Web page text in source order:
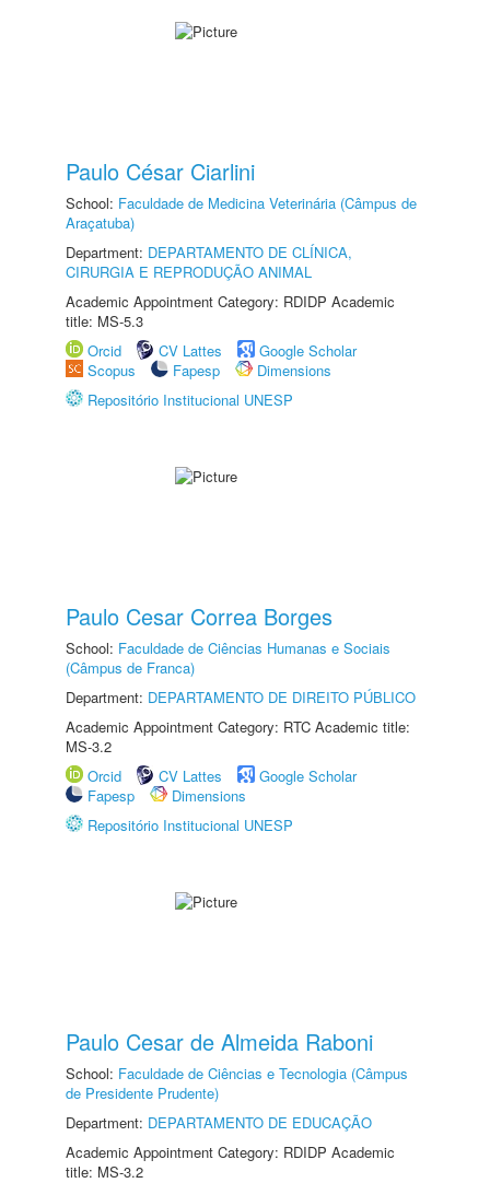
Paulo César Ciarlini
School: Faculdade de Medicina Veterinária (Câmpus de
Araçatuba)
Department: DEPARTAMENTO DE CLÍNICA,
CIRURGIA E REPRODUÇÃO ANIMAL
Academic Appointment Category: RDIDP Academic
title: MS-5.3
Orcid
CV Lattes
Google Scholar
Scopus
Fapesp
Dimensions
Repositório Institucional UNESP
Paulo Cesar Correa Borges
School: Faculdade de Ciências Humanas e Sociais
(Câmpus de Franca)
Department: DEPARTAMENTO DE DIREITO PÚBLICO
Academic Appointment Category: RTC Academic title:
MS-3.2
Orcid
CV Lattes
Google Scholar
Fapesp
Dimensions
Repositório Institucional UNESP
Paulo Cesar de Almeida Raboni
School: Faculdade de Ciências e Tecnologia (Câmpus
de Presidente Prudente)
Department: DEPARTAMENTO DE EDUCAÇÃO
Academic Appointment Category: RDIDP Academic
title: MS-3.2